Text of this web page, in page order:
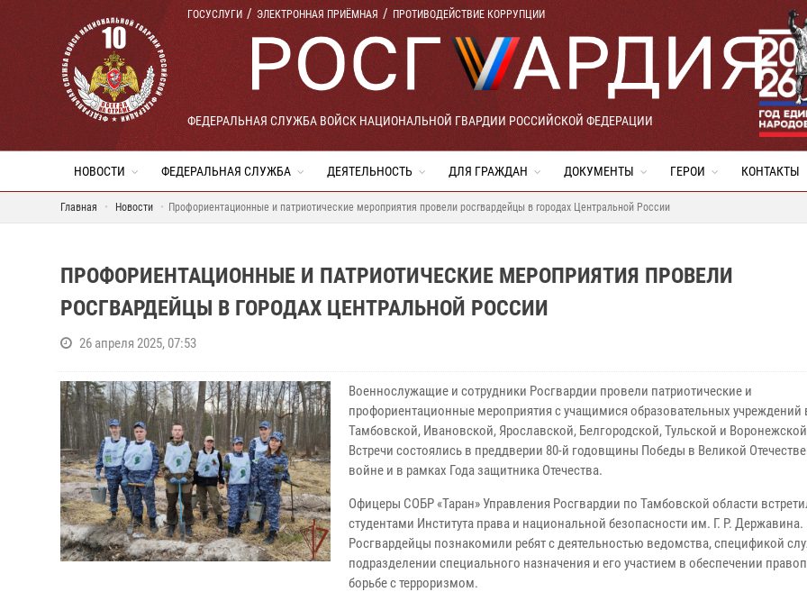
ГОСУСЛУГИ ЭЛЕКТРОННАЯ ПРИЁМНАЯ ПРОТИВОДЕЙСТВИЕ КОРРУПЦИИ
ФЕДЕРАЛЬНАЯ СЛУЖБА ВОЙСК НАЦИОНАЛЬНОЙ ГВАРДИИ РОССИЙСКОЙ ФЕДЕРАЦИИ
НОВОСТИ ФЕДЕРАЛЬНАЯ СЛУЖБА ДЕЯТЕЛЬНОСТЬ ДЛЯ ГРАЖДАН ДОКУМЕНТЫ ГЕРОИ КОНТАКТЫ
Главная Новости Профориентационные и патриотические мероприятия провели росгвардейцы в городах Центральной России
ПРОФОРИЕНТАЦИОННЫЕ И ПАТРИОТИЧЕСКИЕ МЕРОПРИЯТИЯ ПРОВЕЛИ
РОСГВАРДЕЙЦЫ В ГОРОДАХ ЦЕНТРАЛЬНОЙ РОССИИ
26 апреля 2025, 07:53
Военнослужащие и сотрудники Росгвардии провели патриотические и
профориентационные мероприятия с учащимися образовательных учреждений
Тамбовской, Ивановской, Ярославской, Белгородской, Тульской и
Встречи состоялись в преддверии 80-й годовщины Победы в Великой
войне и в рамках Года защитника Отечества.
Офицеры СОБР «Таран» Управления Росгвардии по Тамбовской области
студентами Института права и национальной безопасности им. Г. Р. Державина.
Росгвардейцы познакомили ребят с деятельностью ведомства, спецификой
подразделении специального назначения и его участием в обеспечении
борьбе с терроризмом.